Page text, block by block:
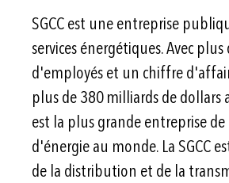
SGCC est une entreprise
services énergétiques. Avec
d'employés et un chiffre
plus de 380 milliards de dollars
est la plus grande entreprise
d'énergie au monde. La SGCC
de la distribution et de la